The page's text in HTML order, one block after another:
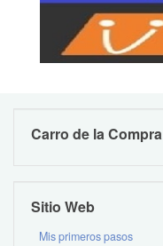
Carro de la Compra
Sitio Web
Mis primeros pasos